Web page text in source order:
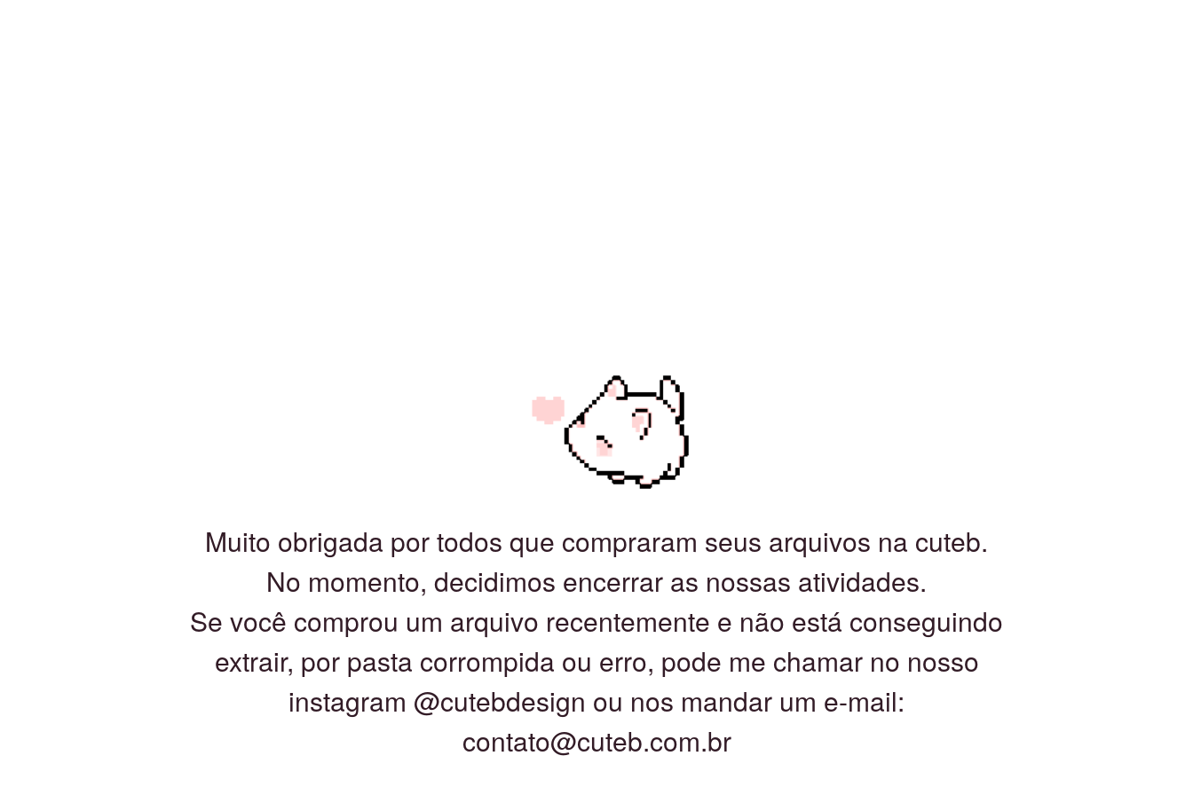
Muito obrigada por todos que compraram seus arquivos na cuteb.
No momento, decidimos encerrar as nossas atividades.
Se você comprou um arquivo recentemente e não está conseguindo
extrair, por pasta corrompida ou erro, pode me chamar no nosso
instagram @cutebdesign ou nos mandar um e-mail:
contato@cuteb.com.br